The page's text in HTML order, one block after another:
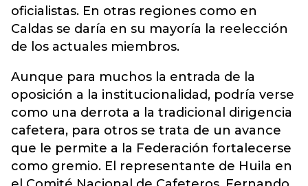
oficialistas. En otras regiones como en
Caldas se daría en su mayoría la reelección
de los actuales miembros.
Aunque para muchos la entrada de la
oposición a la institucionalidad, podría verse
como una derrota a la tradicional dirigencia
cafetera, para otros se trata de un avance
que le permite a la Federación fortalecerse
como gremio. El representante de Huila en